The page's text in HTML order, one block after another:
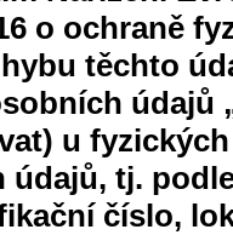
o ochraně
těchto
údajů
u
údajů, tj.
číslo,